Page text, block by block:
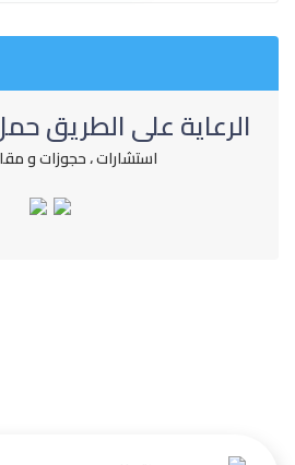
الرعاية على الطريق
استشارات ، حجوزات و